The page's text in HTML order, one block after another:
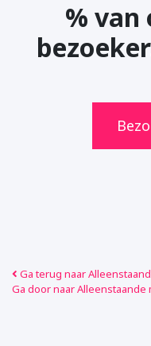
% van
Ga terug naar
Ga door naar Alleenstaande